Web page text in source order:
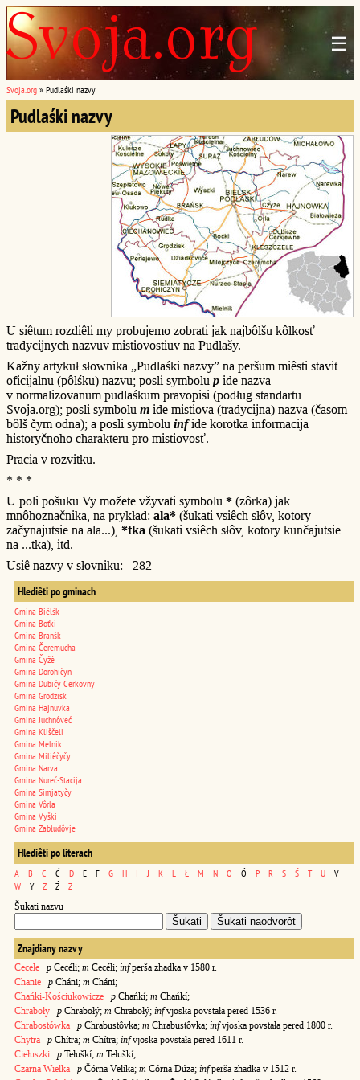
☰
Svoja.org » Pudlaśki nazvy
Pudlaśki nazvy
U siêtum rozdiêli my probujemo zobrati jak najbôlšu kôlkosť
tradycijnych nazvuv mistiovostiuv na Pudlašy.
Kažny artykuł słownika „Pudlaśki nazvy” na peršum miêsti stavit
oficijalnu (pôlśku) nazvu; posli symbolu p ide nazva
v normalizovanum pudlaśkum pravopisi (podług standartu
Svoja.org); posli symbolu m ide mistiova (tradycijna) nazva (časom
bôlš čym odna); a posli symbolu infide korotka informacija
historyčnoho charakteru pro mistiovosť.
Pracia v rozvitku.
* * *
U poli pošuku Vy možete vžyvati symbolu * (zôrka) jak
mnôhoznačnika, na prykład: ala* (šukati vsiêch słôv, kotory
začynajutsie na ala...), *tka (šukati vsiêch słôv, kotory kunčajutsie
na ...tka), itd.
Usiê nazvy v słovniku: 282
Hlediêti po gminach
Gmina Biêlśk
Gmina Boťki
Gmina Branśk
Gmina Čeremucha
Gmina Čyžê
Gmina Dorohičyn
Gmina Dubičy Cerkovny
Gmina Grodzisk
Gmina Hajnuvka
Gmina Juchnôveć
Gmina Kliščeli
Gmina Melnik
Gmina Miliêčyčy
Gmina Narva
Gmina Nureć-Stacija
Gmina Simjatyčy
Gmina Vôrla
Gmina Vyški
Gmina Zabłudôvje
Hlediêti po literach
A B C Ć D E F G H I J K L Ł M N O Ó P R S Ś T U
V
W
Y Z Ź Ż
Šukati nazvu
Znajdiany nazvy
Cecele p Cecéli; m Cecéli; infperša zhadka v 1580 r.
Chanie
p Cháni; m Cháni;
Chańki-Kościukowicze
p Chańkí; m Chańkí;
Chraboły
p Chrabołý; m Chrabołý; infvjoska povstała pered 1536 r.
Chrabostówka
p Chrabustôvka; m Chrabustôvka; infvjoska povstała pered 1800 r.
Chytra
p Chítra; m Chítra; infvjoska povstała pered 1611 r.
Ciełuszki
p Tełuškí; m Tełuškí;
Czarna Wielka
p Čórna Velíka; m Córna Dúza; infperša zhadka v 1512 r.